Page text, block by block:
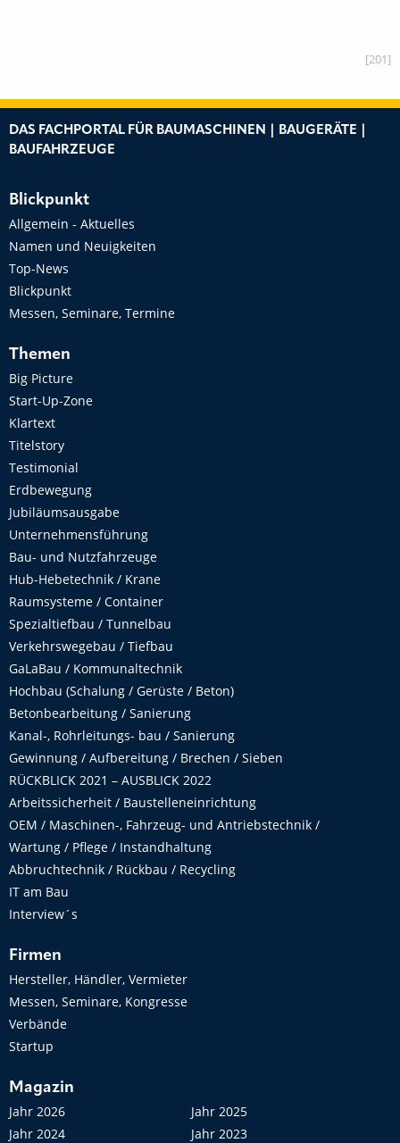
[201]
DAS FACHPORTAL FÜR BAUMASCHINEN | BAUGERÄTE |
BAUFAHRZEUGE
Blickpunkt
Allgemein - Aktuelles
Namen und Neuigkeiten
Top-News
Blickpunkt
Messen, Seminare, Termine
Themen
Big Picture
Start-Up-Zone
Klartext
Titelstory
Testimonial
Erdbewegung
Jubiläumsausgabe
Unternehmensführung
Bau- und Nutzfahrzeuge
Hub-Hebetechnik / Krane
Raumsysteme / Container
Spezialtiefbau / Tunnelbau
Verkehrswegebau / Tiefbau
GaLaBau / Kommunaltechnik
Hochbau (Schalung / Gerüste / Beton)
Betonbearbeitung / Sanierung
Kanal-, Rohrleitungs- bau / Sanierung
Gewinnung / Aufbereitung / Brechen / Sieben
RÜCKBLICK 2021 – AUSBLICK 2022
Arbeitssicherheit / Baustelleneinrichtung
OEM / Maschinen-, Fahrzeug- und Antriebstechnik /
Wartung / Pflege / Instandhaltung
Abbruchtechnik / Rückbau / Recycling
IT am Bau
Interview´s
Firmen
Hersteller, Händler, Vermieter
Messen, Seminare, Kongresse
Verbände
Startup
Magazin
Jahr 2026
Jahr 2025
Jahr 2024
Jahr 2023